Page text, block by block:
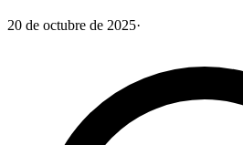
20 de octubre de 2025·